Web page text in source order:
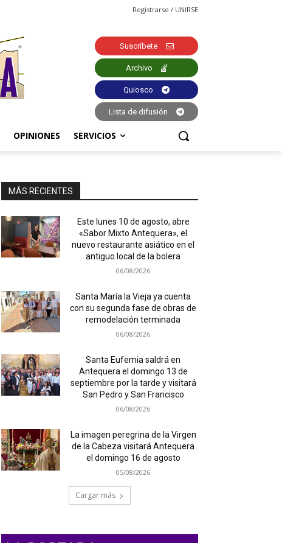
Registrarse / UNIRSE
Suscríbete
Archivo
Quiosco
Lista de difusión
OPINIONES SERVICIOS
MÁS RECIENTES
Este lunes 10 de agosto, abre
«Sabor Mixto Antequera», el
nuevo restaurante asiático en el
antiguo local de la bolera
06/08/2026
Santa María la Vieja ya cuenta
con su segunda fase de obras de
remodelación terminada
06/08/2026
Santa Eufemia saldrá en
Antequera el domingo 13 de
septiembre por la tarde y visitará
San Pedro y San Francisco
06/08/2026
La imagen peregrina de la Virgen
de la Cabeza visitará Antequera
el domingo 16 de agosto
05/08/2026
Cargar más